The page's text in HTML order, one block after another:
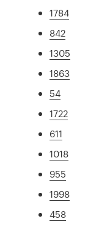
1784
842
1305
1863
54
1722
611
1018
955
1998
458